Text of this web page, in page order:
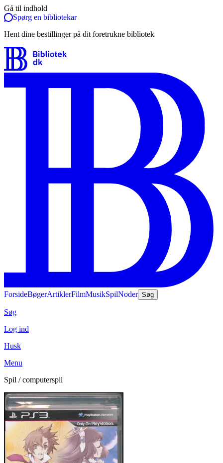
Gå til indhold
Spørg en bibliotekar
Hent dine bestillinger på dit foretrukne bibliotek
ForsideBøgerArtiklerFilmMusikSpilNoder Søg
Søg
Log ind
Husk
Menu
Spil / computerspil